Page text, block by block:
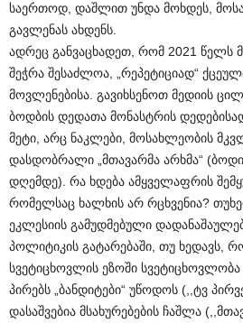
საერთოდ დაშლით უნდა მოხდეს
გავლენას ახდენს
ადრეც განვაცხადეთ რომ 2021 წელს
შეჭრა შესაძლოა რეპეტიციად“
მოვლენებისა გავიხსენოთ მედიის
ბოდბის დედათა მონასტრის
მეტი არც ნაკლები მოსახლეობის
დასდობრალი მთავარმა არხმა“ (
დღემდე). რა ხდება ამყველაფრის
რომელსაც ხალხის არ რცხვენია? თუ
ეკლესიის გამუდმებული
პოლიტიკის გატარებაში თუ ხედავს
სვეტიცხოვლის ეზოში სვეტიცხოვლობა
პირებს ბანდიტები“ უწოდოს (,, ტვ
დასაშვებია მსახურებების ჩაშლა (,,